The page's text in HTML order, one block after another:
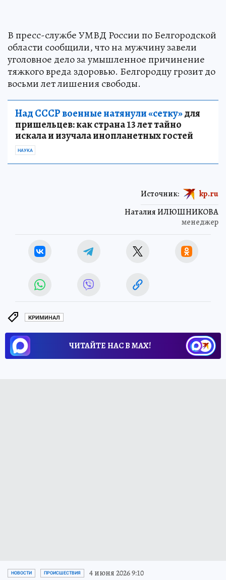
В пресс-службе УМВД России по Белгородской
области сообщили, что на мужчину завели
уголовное дело за умышленное причинение
тяжкого вреда здоровью. Белгородцу грозит до
восьми лет лишения свободы.
Над СССР военные натянули «сетку»для
пришельцев: как страна 13 лет тайно
искала и изучала инопланетных гостей
НАУКА
Наталия ИЛЮШНИКОВА
менеджер
Источник: kp.ru
КРИМИНАЛ
ЧИТАЙТЕ НАС В МАХ!
НОВОСТИ ПРОИСШЕСТВИЯ 4 июня 2026 9:10